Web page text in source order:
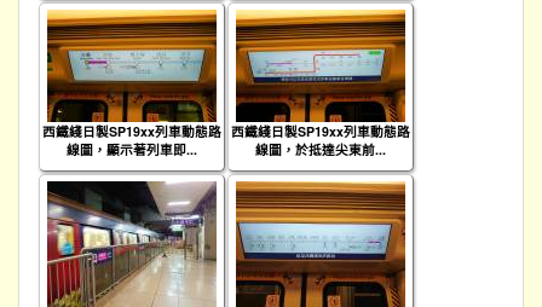
西鐵綫日製SP19xx列車動態路
線圖，顯示著列車即...
西鐵綫日製SP19xx列車動態路
線圖，於抵達尖東前...